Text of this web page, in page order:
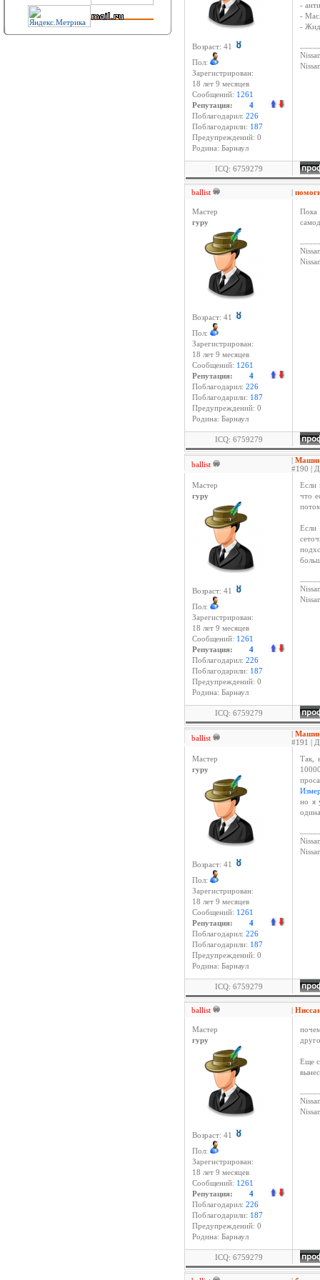
Возраст: 41
Пол:
Зарегистрирован:
18 лет 9 месяцев
Сообщений: 1261
Репутация: 4
Поблагодарил: 226
Поблагодарили: 187
Предупреждений: 0
Родина: Барнаул
-
-
-
ICQ: 6759279
ballist |
Мастер
гуру
Возраст: 41
Пол:
Зарегистрирован:
18 лет 9 месяцев
Сообщений: 1261
Репутация: 4
Поблагодарил: 226
Поблагодарили: 187
Предупреждений: 0
Родина: Барнаул
Пока
ICQ: 6759279
ballist |
#190 |
Мастер
гуру
Возраст: 41
Пол:
Зарегистрирован:
18 лет 9 месяцев
Сообщений: 1261
Репутация: 4
Поблагодарил: 226
Поблагодарили: 187
Предупреждений: 0
Родина: Барнаул
Если
что
Если
ICQ: 6759279
ballist |
#191 |
Мастер
гуру
Возраст: 41
Пол:
Зарегистрирован:
18 лет 9 месяцев
Сообщений: 1261
Репутация: 4
Поблагодарил: 226
Поблагодарили: 187
Предупреждений: 0
Родина: Барнаул
Так,
но я
ICQ: 6759279
ballist |
Мастер
гуру
Возраст: 41
Пол:
Зарегистрирован:
18 лет 9 месяцев
Сообщений: 1261
Репутация: 4
Поблагодарил: 226
Поблагодарили: 187
Предупреждений: 0
Родина: Барнаул
Еще
ICQ: 6759279